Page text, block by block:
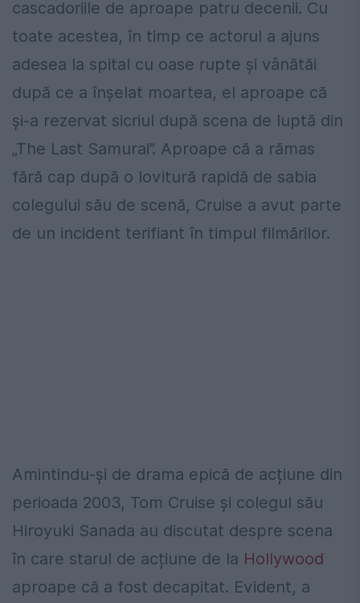
cascadoriile de aproape patru decenii. Cu
toate acestea, în timp ce actorul a ajuns
adesea la spital cu oase rupte și vânătăi
după ce a înșelat moartea, el aproape că
și-a rezervat sicriul după scena de luptă din
„The Last Samurai”. Aproape că a rămas
fără cap după o lovitură rapidă de sabia
colegului său de scenă, Cruise a avut parte
de un incident terifiant în timpul filmărilor.
Amintindu-și de drama epică de acțiune din
perioada 2003, Tom Cruise și colegul său
Hiroyuki Sanada au discutat despre scena
în care starul de acțiune de la Hollywood
aproape că a fost decapitat. Evident, a